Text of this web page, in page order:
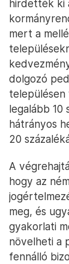
hirdették ki
mert a
dolgozó
településen
legalább 10
hátrányos
20
A
hogy az
meg, és
gyakorlati
növelheti a
fennálló